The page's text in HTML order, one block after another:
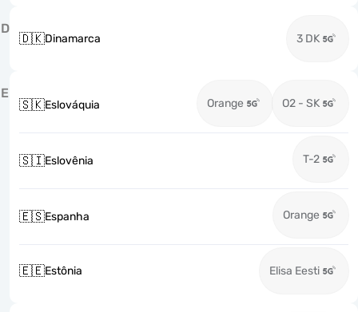
D
🇩🇰Dinamarca 3 DK
E
🇸🇰Eslováquia Orange O2 - SK
🇸🇮Eslovênia T-2
🇪🇸Espanha Orange
🇪🇪Estônia Elisa Eesti